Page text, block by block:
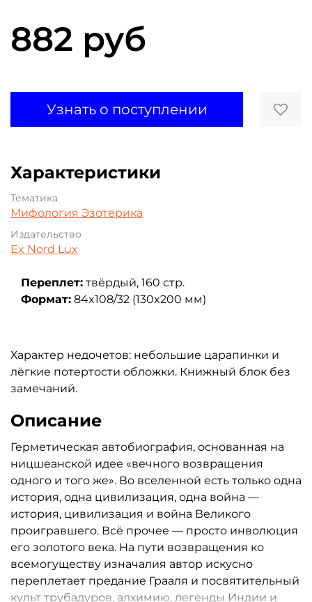
882 руб
Узнать о поступлении
Характеристики
Тематика
Мифология Эзотерика
Издательство
Ex Nord Lux
Переплет: твёрдый, 160 стр.
Формат: 84x108/32 (130x200 мм)
Характер недочетов: небольшие царапинки и
лёгкие потертости обложки. Книжный блок без
замечаний.
Описание
Герметическая автобиография, основанная на
ницшеанской идее «вечного возвращения
одного и того же». Во вселенной есть только одна
история, одна цивилизация, одна война —
история, цивилизация и война Великого
проигравшего. Всё прочее — просто инволюция
его золотого века. На пути возвращения ко
всемогуществу изначалия автор искусно
переплетает предание Грааля и посвятительный
культ трубадуров, алхимию, легенды Индии и